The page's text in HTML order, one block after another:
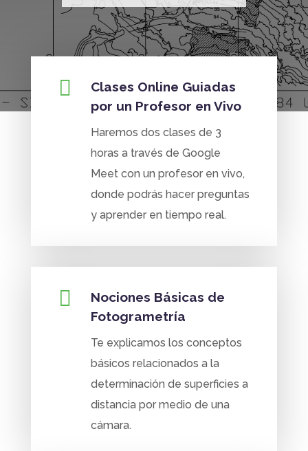

Clases Online Guiadas
por un Profesor en Vivo
Haremos dos clases de 3
horas a través de Google
Meet con un profesor en vivo,
donde podrás hacer preguntas
y aprender en tiempo real.

Nociones Básicas de
Fotogrametría
Te explicamos los conceptos
básicos relacionados a la
determinación de superficies a
distancia por medio de una
cámara.